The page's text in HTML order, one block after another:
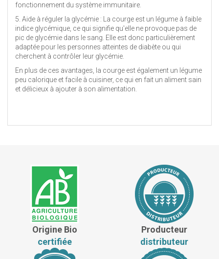
fonctionnement du système immunitaire.
5. Aide à réguler la glycémie : La courge est un légume à faible
indice glycémique, ce qui signifie qu'elle ne provoque pas de
pic de glycémie dans le sang. Elle est donc particulièrement
adaptée pour les personnes atteintes de diabète ou qui
cherchent à contrôler leur glycémie.
En plus de ces avantages, la courge est également un légume
peu calorique et facile à cuisiner, ce qui en fait un aliment sain
et délicieux à ajouter à son alimentation.
Origine Bio
certifiée
Producteur
distributeur